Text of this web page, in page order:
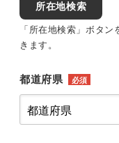
所在地検索
「所在地検索」ボタ
きます。
都道府県 必須